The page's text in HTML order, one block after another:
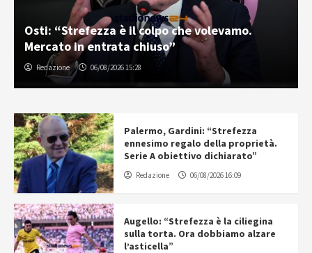
Osti: “Strefezza è il colpo che volevamo.
Mercato in entrata chiuso”
Redazione 06/08/2026 15:28
Palermo, Gardini: “Strefezza
ennesimo regalo della proprietà.
Serie A obiettivo dichiarato”
Redazione 06/08/2026 16:09
Augello: “Strefezza è la ciliegina
sulla torta. Ora dobbiamo alzare
l’asticella”